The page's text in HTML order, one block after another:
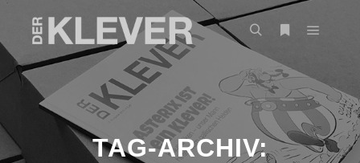
TAG-ARCHIV: